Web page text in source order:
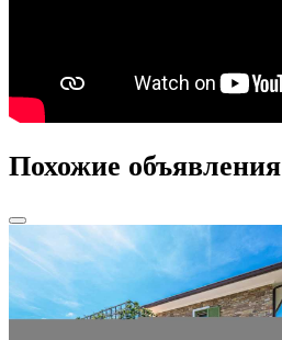
Похожие объявления